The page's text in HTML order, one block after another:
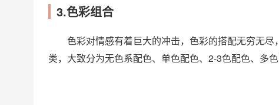
3.色彩组合
色彩对情感有着巨大的冲击，色彩的搭配无穷无
类，大致分为无色系配色、单色配色、2-3色配色、多色